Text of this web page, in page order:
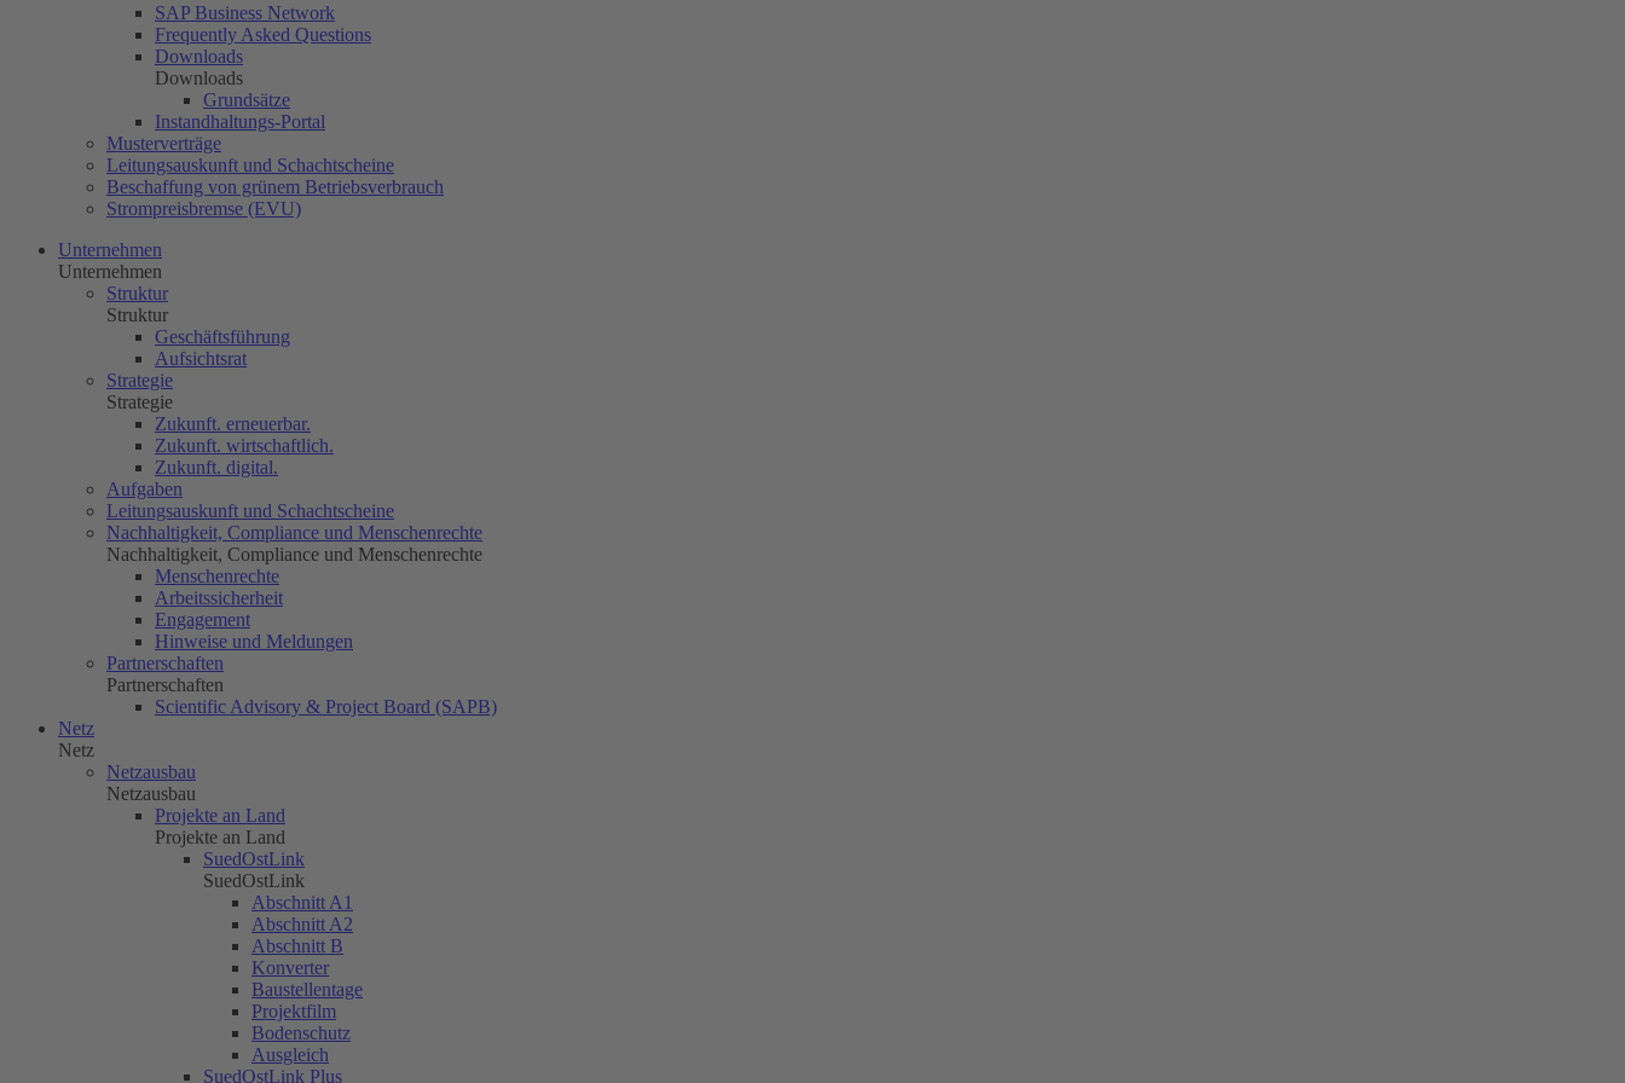
SAP Business Network
Frequently Asked Questions
Downloads
Downloads
Grundsätze
Instandhaltungs-Portal
Musterverträge
Leitungsauskunft und Schachtscheine
Beschaffung von grünem Betriebsverbrauch
Strompreisbremse (EVU)
Unternehmen
Unternehmen
Struktur
Struktur
Geschäftsführung
Aufsichtsrat
Strategie
Strategie
Zukunft. erneuerbar.
Zukunft. wirtschaftlich.
Zukunft. digital.
Aufgaben
Leitungsauskunft und Schachtscheine
Nachhaltigkeit, Compliance und Menschenrechte
Nachhaltigkeit, Compliance und Menschenrechte
Menschenrechte
Arbeitssicherheit
Engagement
Hinweise und Meldungen
Partnerschaften
Partnerschaften
Scientific Advisory & Project Board (SAPB)
Netz
Netz
Netzausbau
Netzausbau
Projekte an Land
Projekte an Land
SuedOstLink
SuedOstLink
Abschnitt A1
Abschnitt A2
Abschnitt B
Konverter
Baustellentage
Projektfilm
Bodenschutz
Ausgleich
SuedOstLink Plus